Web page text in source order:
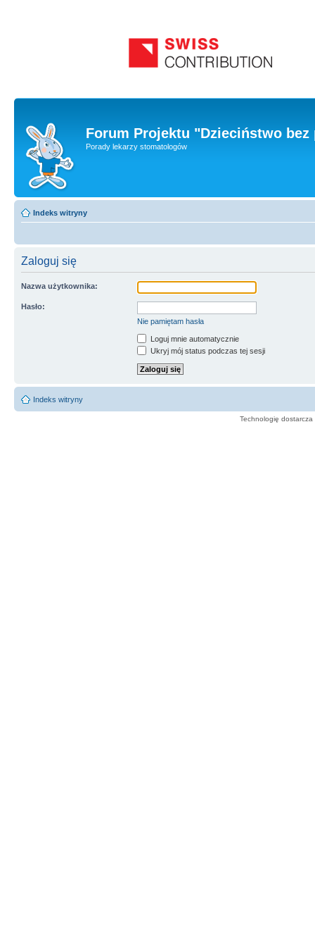
Forum Projektu "Dzieciństwo
Porady lekarzy stomatologów
Indeks witryny
Zaloguj się
Nazwa użytkownika:
Hasło:
Nie pamiętam hasła
Loguj mnie automatycznie
Ukryj mój status podczas tej sesji
Indeks witryny
Technologię dostarcza